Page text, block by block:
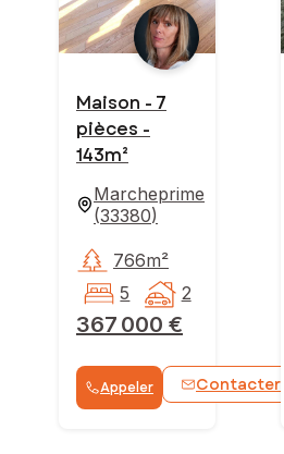
Maison - 7
pièces -
143m²
Marcheprime
(33380)
367 000 €
766m²
5
2
Appeler Contacter